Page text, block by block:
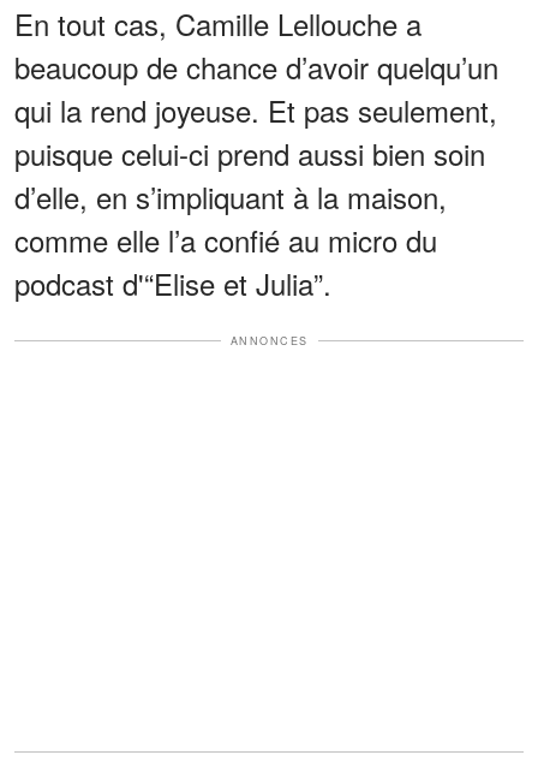
En tout cas, Camille Lellouche a
beaucoup de chance d’avoir quelqu’un
qui la rend joyeuse. Et pas seulement,
puisque celui-ci prend aussi bien soin
d’elle, en s’impliquant à la maison,
comme elle l’a confié au micro du
podcast d'“Elise et Julia”.
ANNONCES